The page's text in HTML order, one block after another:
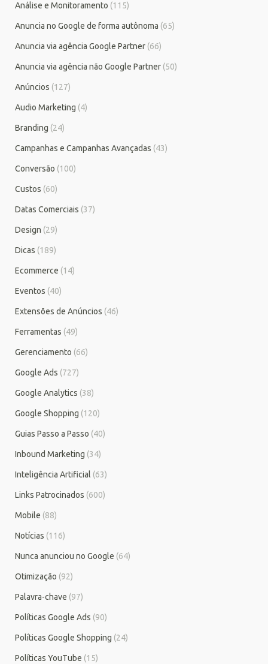
Análise e Monitoramento (115)
Anuncia no Google de forma autônoma (65)
Anuncia via agência Google Partner (66)
Anuncia via agência não Google Partner (50)
Anúncios (127)
Audio Marketing (4)
Branding (24)
Campanhas e Campanhas Avançadas (43)
Conversão (100)
Custos (60)
Datas Comerciais (37)
Design (29)
Dicas (189)
Ecommerce (14)
Eventos (40)
Extensões de Anúncios (46)
Ferramentas (49)
Gerenciamento (66)
Google Ads (727)
Google Analytics (38)
Google Shopping (120)
Guias Passo a Passo (40)
Inbound Marketing (34)
Inteligência Artificial (63)
Links Patrocinados (600)
Mobile (88)
Notícias (116)
Nunca anunciou no Google (64)
Otimização (92)
Palavra-chave (97)
Políticas Google Ads (90)
Políticas Google Shopping (24)
Políticas YouTube (15)